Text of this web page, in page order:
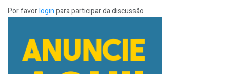
Por favorloginpara participar da discussão